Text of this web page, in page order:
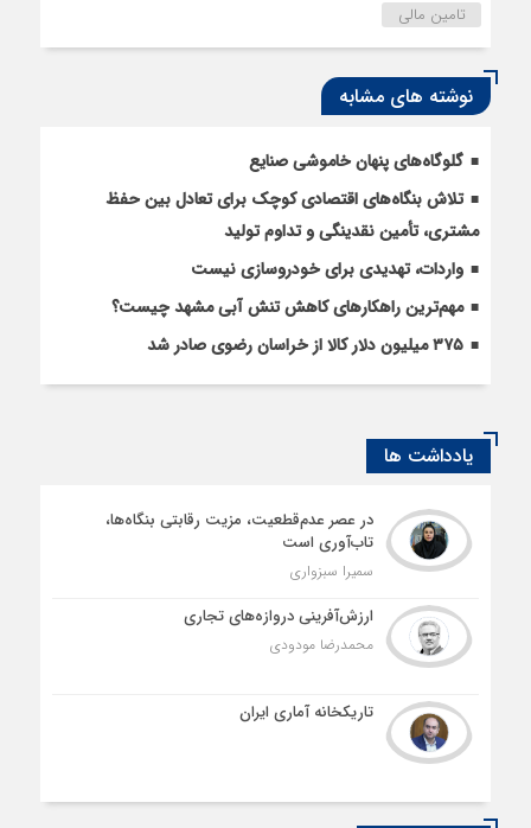
تامین مالی
نوشته های مشابه
گلوگاه‌های پنهان خاموشی صنایع
تلاش بنگاه‌های اقتصادی کوچک برای تعادل بین حفظ
مشتری، تأمین نقدینگی و تداوم تولید
واردات، تهدیدی برای خودروسازی نیست
مهم‌ترین راهکارهای کاهش تنش آبی مشهد چیست؟
۳۷۵ میلیون دلار کالا از خراسان رضوی صادر شد
یادداشت ها
در عصر عدم‌قطعیت، مزیت رقابتی بنگاه‌ها،
تاب‌آوری است
سمیرا سبزواری
ارزش‌آفرینی دروازه‌های تجاری
محمدرضا مودودی
تاریکخانه آماری ایران